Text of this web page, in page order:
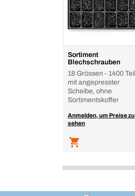
Sortiment
Blechschrauben
18 Grössen - 1400
mit angepresster
Scheibe, ohne
Sortimentskoffer
Anmelden, um Preise zu
sehen